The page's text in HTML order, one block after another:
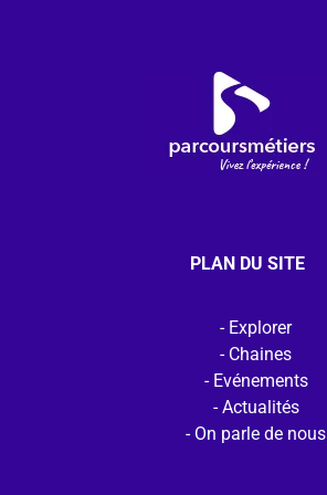
PLAN DU SITE
Explorer
Chaines
Evénements
Actualités
On parle de nous